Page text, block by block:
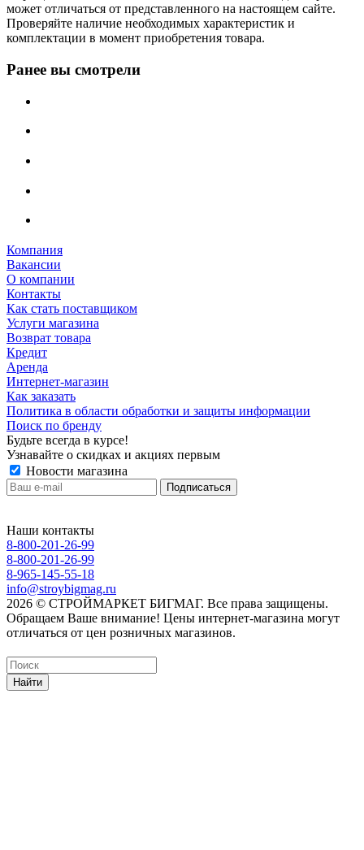
может отличаться от представленного на настоящем сайте.
Проверяйте наличие необходимых характеристик и
комплектации в момент приобретения товара.
Ранее вы смотрели
Компания
Вакансии
О компании
Контакты
Как стать поставщиком
Услуги магазина
Возврат товара
Кредит
Аренда
Интернет-магазин
Как заказать
Политика в области обработки и защиты информации
Поиск по бренду
Будьте всегда в курсе!
Узнавайте о скидках и акциях первым
Новости магазина
Наши контакты
8-800-201-26-99
8-800-201-26-99
8-965-145-55-18
info@stroybigmag.ru
2026 © СТРОЙМАРКЕТ БИГМАГ. Все права защищены.
Обращаем Ваше внимание! Цены интернет-магазина могут
отличаться от цен розничных магазинов.
Найти